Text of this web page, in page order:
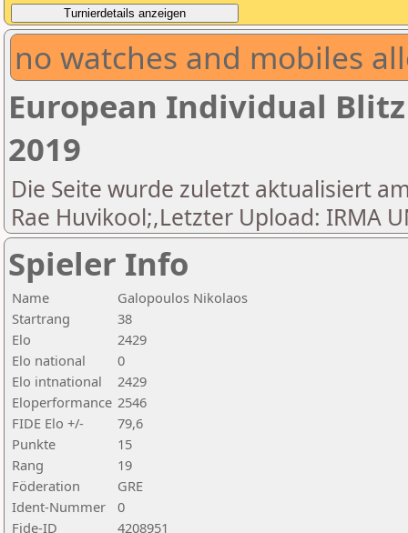
no watches and mobiles
European Individual
2019
Die Seite wurde zuletzt aktualisiert
Rae Huvikool;,Letzter Upload: IRMA
Spieler Info
Name
Galopoulos Nikolaos
Startrang
38
Elo
2429
Elo national
0
Elo intnational
2429
Eloperformance 2546
FIDE Elo +/-
79,6
Punkte
15
Rang
19
Föderation
GRE
Ident-Nummer
0
Fide-ID
4208951